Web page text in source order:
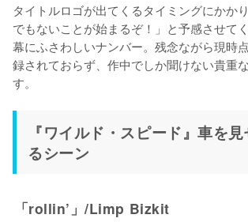
タイトルロゴが出てくるタイミングにかか
でもないことが始まるぞ！」と予感させて
幕にふさわしいナンバー。残念ながら現時
録されておらず、作中でしか聞けない貴重
す。
『ワイルド・スピード』車を
るシーン
「rollin’」/Limp Bizkit